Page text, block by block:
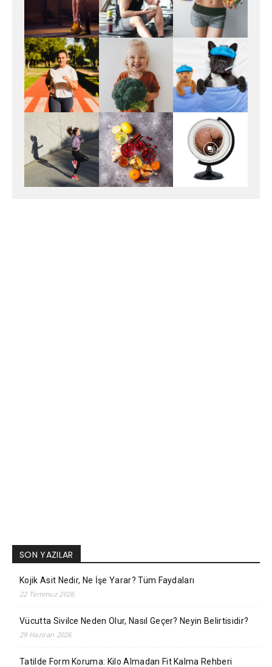
SON YAZILAR
Kojik Asit Nedir, Ne İşe Yarar? Tüm Faydaları
22 Temmuz 2026
Vücutta Sivilce Neden Olur, Nasıl Geçer? Neyin Belirtisidir?
29 Haziran 2026
Tatilde Form Koruma: Kilo Almadan Fit Kalma Rehberi